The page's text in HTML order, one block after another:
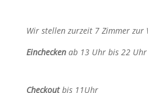
Wir stellen zurzeit 7 Zimmer zur
Einchecken ab 13 Uhr bis 22 Uhr
Checkout bis 11Uhr